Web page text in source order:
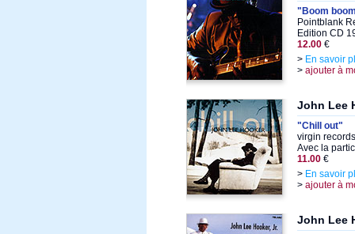
"Boom
Pointblank
Edition CD
12.00 €
> En savoir
> ajouter à
John Lee
"Chill out"
virgin
Avec la
11.00 €
> En savoir
> ajouter à
John Lee